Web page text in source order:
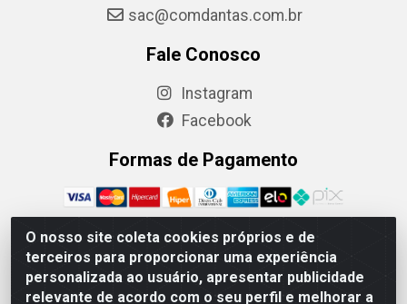
O nosso site coleta cookies próprios e de
terceiros para proporcionar uma experiência
personalizada ao usuário, apresentar publicidade
relevante de acordo com o seu perfil e melhorar a
sac@comdantas.com.br
Fale Conosco
Instagram
Facebook
Formas de Pagamento
Rafael & Dantas LTDA - Rua Floriano Peixoto, 137- Centro,
CEP: 60025-130 | CNPJ: 02.884.314/0001-20